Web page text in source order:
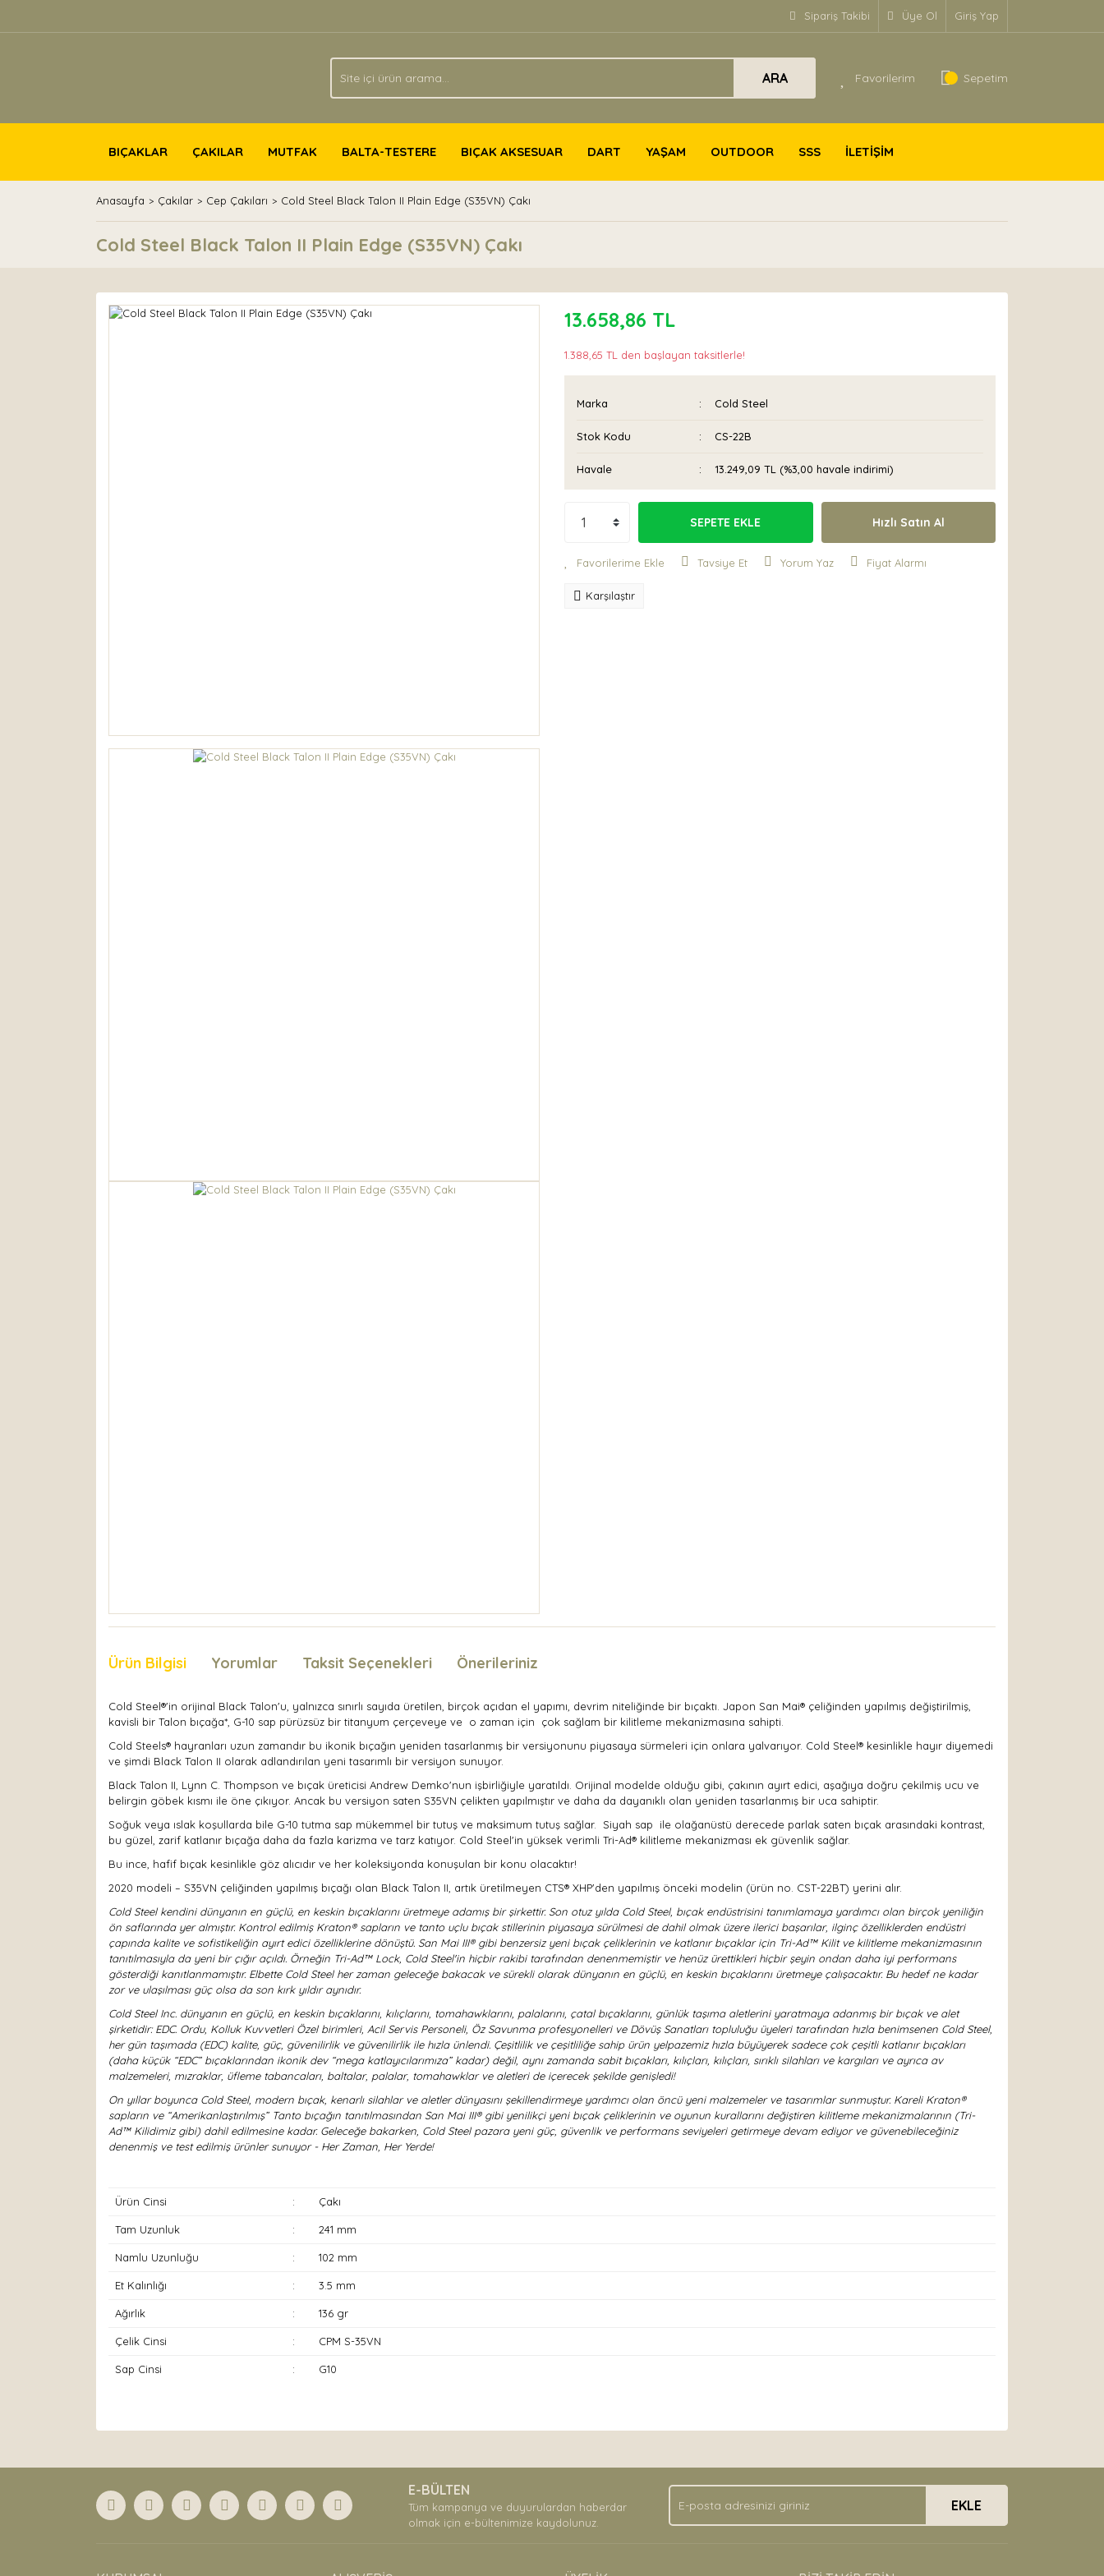
Sipariş Takibi Üye Ol Giriş Yap
ARA Favorilerim Sepetim
BIÇAKLAR ÇAKILAR MUTFAK BALTA-TESTERE BIÇAK AKSESUAR DART YAŞAM OUTDOOR SSS İLETİŞİM
Anasayfa Çakılar Cep Çakıları Cold Steel Black Talon II Plain Edge (S35VN) Çakı
Cold Steel Black Talon II Plain Edge (S35VN) Çakı
13.658,86 TL
1.388,65 TL den başlayan taksitlerle!
Marka Cold Steel
Stok Kodu CS-22B
Havale 13.249,09 TL (%3,00 havale indirimi)
SEPETE EKLE Hızlı Satın Al
Tavsiye Et Yorum Yaz Fiyat Alarmı
Karşılaştır
Ürün Bilgisi Yorumlar Taksit Seçenekleri Önerileriniz
Cold Steel®'in orijinal Black Talon'u, yalnızca sınırlı sayıda üretilen, birçok açıdan el yapımı, devrim niteliğinde bir bıçaktı. Japon San Mai® çeliğinden yapılmış değiştirilmiş,
kavisli bir Talon bıçağa*, G-10 sap pürüzsüz bir titanyum çerçeveye ve o zaman için çok sağlam bir kilitleme mekanizmasına sahipti.
Cold Steels® hayranları uzun zamandır bu ikonik bıçağın yeniden tasarlanmış bir versiyonunu piyasaya sürmeleri için onlara yalvarıyor. Cold Steel® kesinlikle hayır diyemedi
ve şimdi Black Talon II olarak adlandırılan yeni tasarımlı bir versiyon sunuyor.
Black Talon II, Lynn C. Thompson ve bıçak üreticisi Andrew Demko'nun işbirliğiyle yaratıldı. Orijinal modelde olduğu gibi, çakının ayırt edici, aşağıya doğru çekilmiş ucu ve
belirgin göbek kısmı ile öne çıkıyor. Ancak bu versiyon saten S35VN çelikten yapılmıştır ve daha da dayanıklı olan yeniden tasarlanmış bir uca sahiptir.
Soğuk veya ıslak koşullarda bile G-10 tutma sap mükemmel bir tutuş ve maksimum tutuş sağlar. Siyah sap ile olağanüstü derecede parlak saten bıçak arasındaki kontrast,
bu güzel, zarif katlanır bıçağa daha da fazla karizma ve tarz katıyor. Cold Steel'in yüksek verimli Tri-Ad® kilitleme mekanizması ek güvenlik sağlar.
Bu ince, hafif bıçak kesinlikle göz alıcıdır ve her koleksiyonda konuşulan bir konu olacaktır!
2020 modeli – S35VN çeliğinden yapılmış bıçağı olan Black Talon II, artık üretilmeyen CTS® XHP'den yapılmış önceki modelin (ürün no. CST-22BT) yerini alır.
Cold Steel kendini dünyanın en güçlü, en keskin bıçaklarını üretmeye adamış bir şirkettir. Son otuz yılda Cold Steel, bıçak endüstrisini tanımlamaya yardımcı olan birçok yeniliğin
ön saflarında yer almıştır. Kontrol edilmiş Kraton® sapların ve tanto uçlu bıçak stillerinin piyasaya sürülmesi de dahil olmak üzere ilerici başarılar, ilginç özelliklerden endüstri
çapında kalite ve sofistikeliğin ayırt edici özelliklerine dönüştü. San Mai III® gibi benzersiz yeni bıçak çeliklerinin ve katlanır bıçaklar için Tri-Ad™ Kilit ve kilitleme mekanizmasının
tanıtılmasıyla da yeni bir çığır açıldı. Örneğin Tri-Ad™ Lock, Cold Steel'in hiçbir rakibi tarafından denenmemiştir ve henüz ürettikleri hiçbir şeyin ondan daha iyi performans
gösterdiği kanıtlanmamıştır. Elbette Cold Steel her zaman geleceğe bakacak ve sürekli olarak dünyanın en güçlü, en keskin bıçaklarını üretmeye çalışacaktır. Bu hedef ne kadar
zor ve ulaşılması güç olsa da son kırk yıldır aynıdır.
Cold Steel Inc. dünyanın en güçlü, en keskin bıçaklarını, kılıçlarını, tomahawklarını, palalarını, çatal bıçaklarını, günlük taşıma aletlerini yaratmaya adanmış bir bıçak ve alet
şirketidir: EDC. Ordu, Kolluk Kuvvetleri Özel birimleri, Acil Servis Personeli, Öz Savunma profesyonelleri ve Dövüş Sanatları topluluğu üyeleri tarafından hızla benimsenen Cold Steel,
her gün taşımada (EDC) kalite, güç, güvenilirlik ve güvenilirlik ile hızla ünlendi. Çeşitlilik ve çeşitliliğe sahip ürün yelpazemiz hızla büyüyerek sadece çok çeşitli katlanır bıçakları
(daha küçük “EDC” bıçaklarından ikonik dev “mega katlayıcılarımıza” kadar) değil, aynı zamanda sabit bıçakları, kılıçları, kılıçları, sırıklı silahları ve kargıları ve ayrıca av
malzemeleri, mızraklar, üfleme tabancaları, baltalar, palalar, tomahawklar ve aletleri de içerecek şekilde genişledi!
On yıllar boyunca Cold Steel, modern bıçak, kenarlı silahlar ve aletler dünyasını şekillendirmeye yardımcı olan öncü yeni malzemeler ve tasarımlar sunmuştur. Kareli Kraton®
sapların ve “Amerikanlaştırılmış” Tanto bıçağın tanıtılmasından San Mai III® gibi yenilikçi yeni bıçak çeliklerinin ve oyunun kurallarını değiştiren kilitleme mekanizmalarının (Tri-
Ad™ Kilidimiz gibi) dahil edilmesine kadar. Geleceğe bakarken, Cold Steel pazara yeni güç, güvenlik ve performans seviyeleri getirmeye devam ediyor ve güvenebileceğiniz
denenmiş ve test edilmiş ürünler sunuyor - Her Zaman, Her Yerde!
Ürün Cinsi : Çakı
Tam Uzunluk : 241 mm
Namlu Uzunluğu : 102 mm
Et Kalınlığı : 3.5 mm
Ağırlık : 136 gr
Çelik Cinsi : CPM S-35VN
Sap Cinsi : G10
Ürün açıklamasında eksik bilgiler bulunuyor.
E-BÜLTEN
Tüm kampanya ve duyurulardan haberdar
olmak için e-bültenimize kaydolunuz.
EKLE